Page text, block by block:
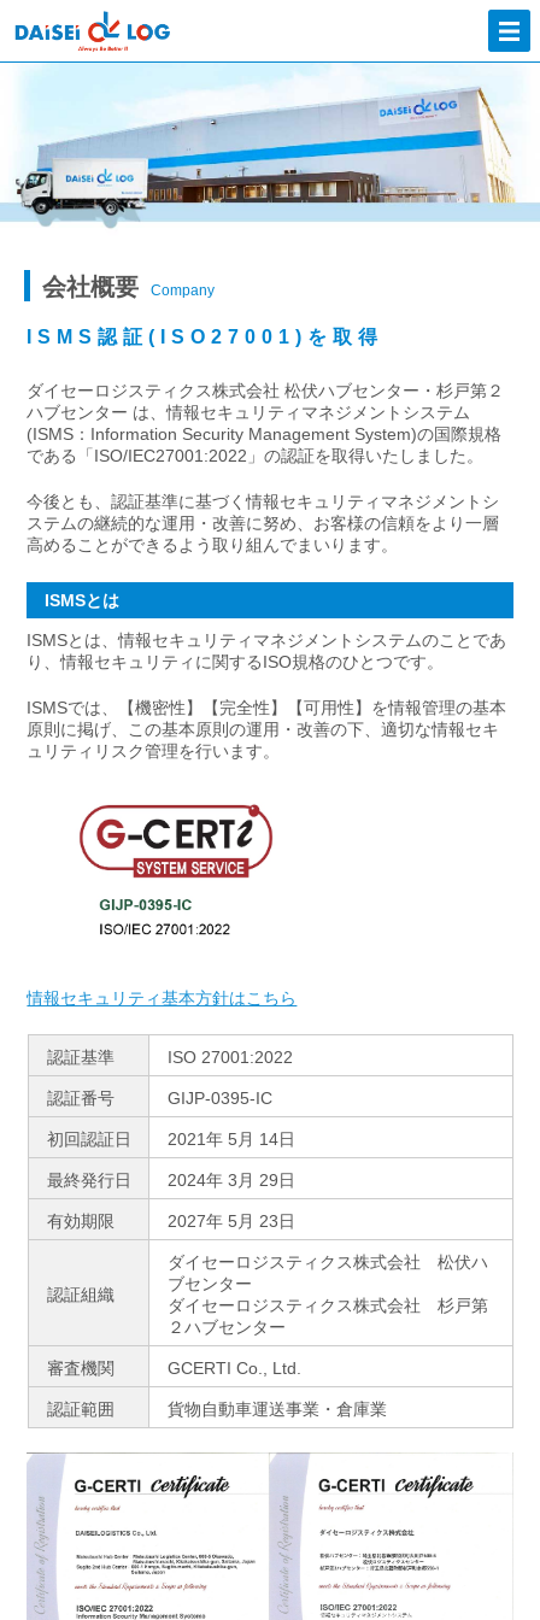
会社概要 Company
ISMS認証(ISO27001)を取得
ダイセーロジスティクス株式会社 松伏ハブセンター・杉戸第２
ハブセンター は、情報セキュリティマネジメントシステム
(ISMS：Information Security Management System)の国際規格
である「ISO/IEC27001:2022」の認証を取得いたしました。
今後とも、認証基準に基づく情報セキュリティマネジメントシ
ステムの継続的な運用・改善に努め、お客様の信頼をより一層
高めることができるよう取り組んでまいります。
ISMSとは
ISMSとは、情報セキュリティマネジメントシステムのことであ
り、情報セキュリティに関するISO規格のひとつです。
ISMSでは、【機密性】【完全性】【可用性】を情報管理の基本
原則に掲げ、この基本原則の運用・改善の下、適切な情報セキ
ュリティリスク管理を行います。
情報セキュリティ基本方針はこちら
認証基準 ISO 27001:2022
認証番号 GIJP-0395-IC
初回認証日 2021年 5月 14日
最終発行日 2024年 3月 29日
有効期限 2027年 5月 23日
認証組織
ダイセーロジスティクス株式会社 松伏ハ
ブセンター
ダイセーロジスティクス株式会社 杉戸第
２ハブセンター
審査機関 GCERTI Co., Ltd.
認証範囲 貨物自動車運送事業・倉庫業